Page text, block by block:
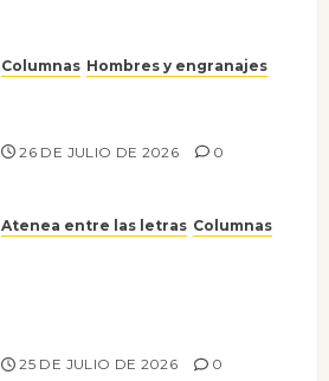
Columnas Hombres y engranajes
26 DE JULIO DE 2026 0
Atenea entre las letras Columnas
25 DE JULIO DE 2026 0